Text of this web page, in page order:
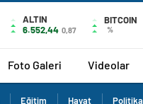
ALTIN
6.552,44 0,87
BITCOIN
%
Foto Galeri Videolar
Eğitim Hayat Politika